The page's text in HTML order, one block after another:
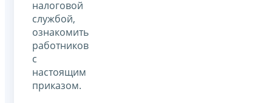
налоговой
службой,
ознакомить
работников
с
настоящим
приказом.